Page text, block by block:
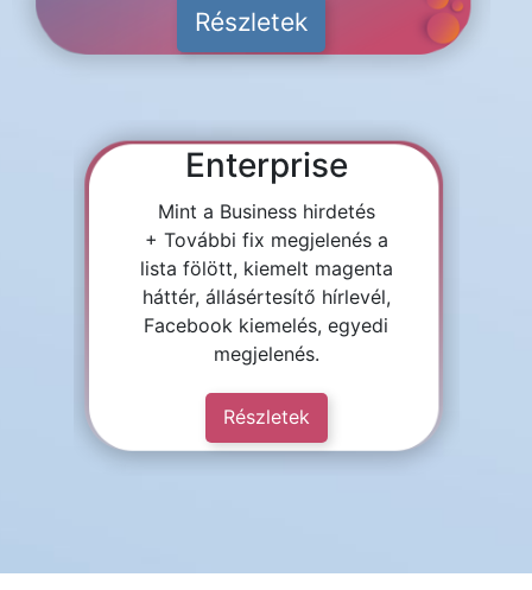
Részletek
Enterprise
Mint a Business hirdetés
+ További fix megjelenés a
lista fölött, kiemelt magenta
háttér, állásértesítő hírlevél,
Facebook kiemelés, egyedi
megjelenés.
Részletek